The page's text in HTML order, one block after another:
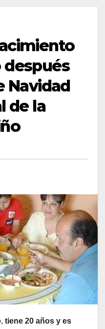
después
Navidad
de la
tiene 20 años y es